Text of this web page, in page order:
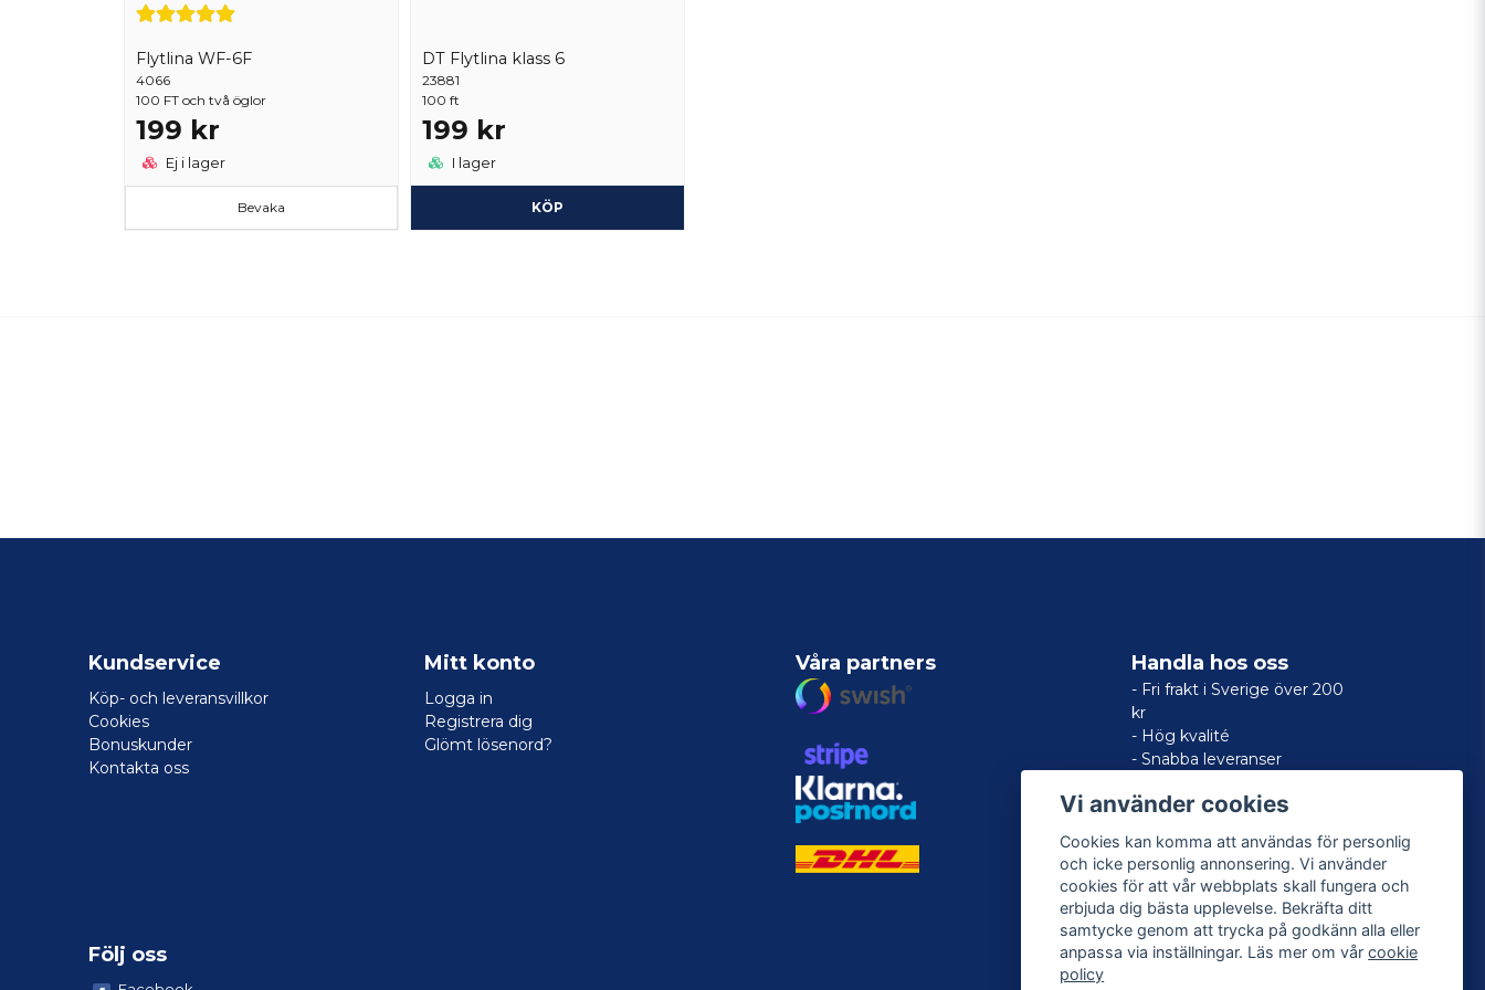
Flytlina WF-6F
4066
100 FT och två öglor
199 kr
Ej i lager
Bevaka
DT Flytlina klass 6
23881
100 ft
199 kr
I lager
KÖP
Kundservice
Köp- och leveransvillkor
Cookies
Bonuskunder
Kontakta oss
Mitt konto
Logga in
Registrera dig
Glömt lösenord?
Våra partners Handla hos oss
- Fri frakt i Sverige över 200
kr
- Hög kvalité
- Snabba leveranser
Följ oss
Vi använder cookies
Cookies kan komma att användas för personlig
och icke personlig annonsering. Vi använder
cookies för att vår webbplats skall fungera och
erbjuda dig bästa upplevelse. Bekräfta ditt
samtycke genom att trycka på godkänn alla eller
anpassa via inställningar. Läs mer om vårcookie
policy